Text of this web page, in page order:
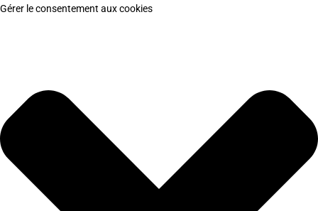
Gérer le consentement aux cookies